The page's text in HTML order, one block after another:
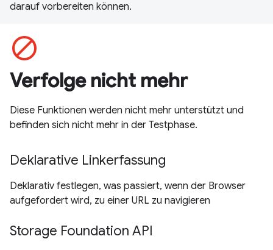
darauf vorbereiten können.
block
Verfolge nicht mehr
Diese Funktionen werden nicht mehr unterstützt und
befinden sich nicht mehr in der Testphase.
Deklarative Linkerfassung
Deklarativ festlegen, was passiert, wenn der Browser
aufgefordert wird, zu einer URL zu navigieren
Storage Foundation API